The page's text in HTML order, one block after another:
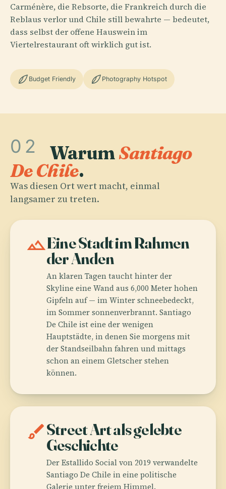
Carménère, die Rebsorte, die Frankreich durch die
Reblaus verlor und Chile still bewahrte — bedeutet,
dass selbst der offene Hauswein im
Viertelrestaurant oft wirklich gut ist.
Budget Friendly Photography Hotspot
02 WarumSantiago
De Chile.
Was diesen Ort wert macht, einmal
langsamer zu treten.
landscapeEine Stadt im Rahmen
der Anden
An klaren Tagen taucht hinter der
Skyline eine Wand aus 6,000 Meter hohen
Gipfeln auf — im Winter schneebedeckt,
im Sommer sonnenverbrannt. Santiago
De Chile ist eine der wenigen
Hauptstädte, in denen Sie morgens mit
der Standseilbahn fahren und mittags
schon an einem Gletscher stehen
können.
brushStreet Art als gelebte
Geschichte
Der Estallido Social von 2019 verwandelte
Santiago De Chile in eine politische
Galerie unter freiem Himmel.